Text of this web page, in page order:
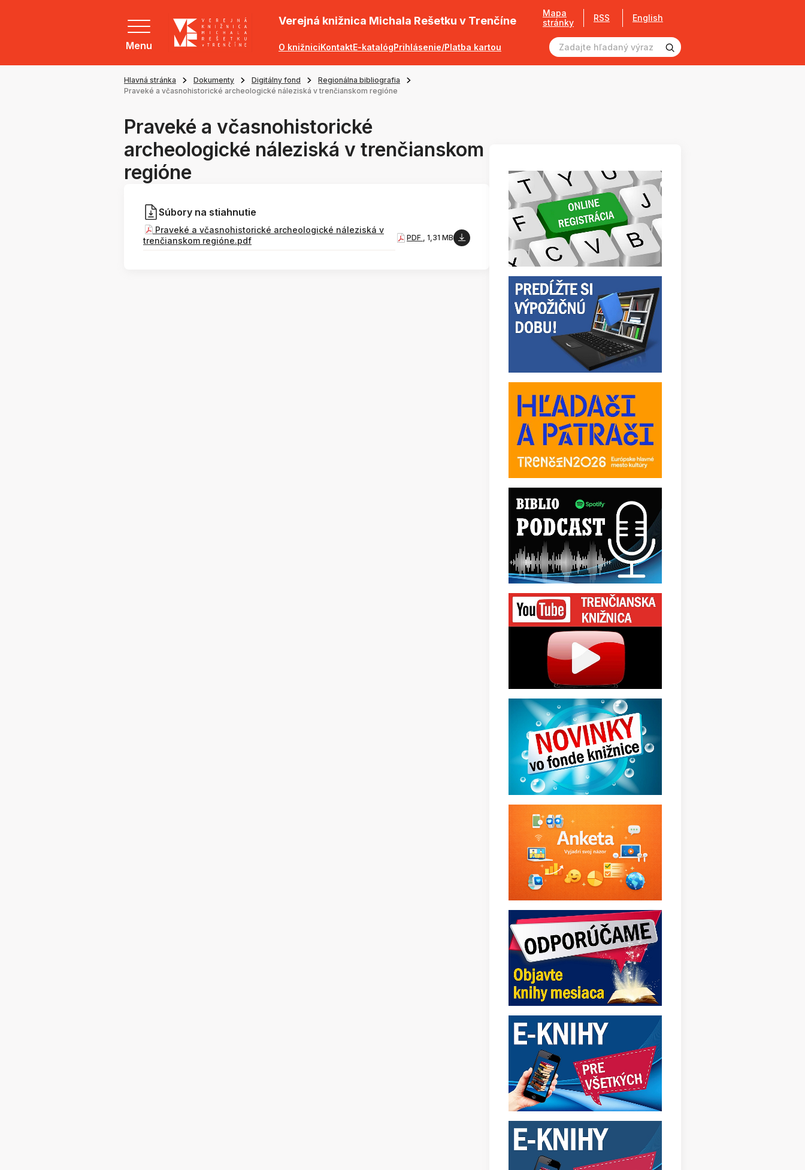
Menu
Verejná knižnica Michala Rešetku v Trenčíne
O knižniciKontaktE-katalógPrihlásenie/Platba kartou
Mapa
stránky
RSS English
Hlavná stránka Dokumenty Digitálny fond
Regionálna bibliografia
Praveké a včasnohistorické archeologické náleziská v trenčianskom regióne
Praveké a včasnohistorické
archeologické náleziská v trenčianskom
regióne
Súbory na stiahnutie
Praveké a včasnohistorické archeologické náleziská v
trenčianskom regióne.pdf
PDF , 1,31 MB